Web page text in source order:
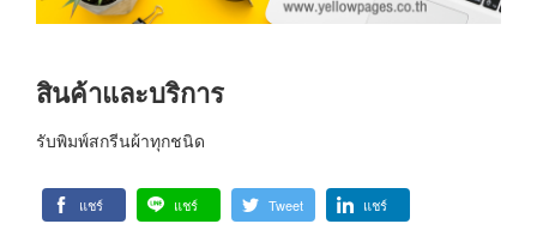
สินค้าและบริการ
รับพิมพ์สกรีนผ้าทุกชนิด
แชร์ แชร์ Tweet แชร์